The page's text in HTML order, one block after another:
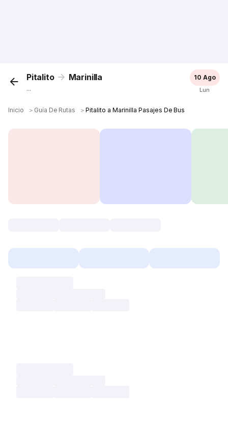
Pitalito Marinilla
...
10 Ago
Lun
Inicio ＞ Guía De Rutas ＞Pitalito a Marinilla Pasajes De Bus